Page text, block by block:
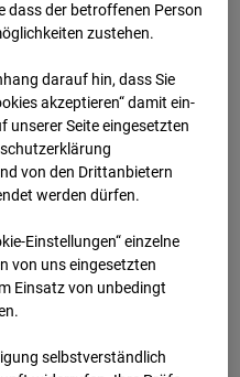
Neubau
85378 Garching
16:30,
dass der betroffenen Person
zustehen.
darauf hin, dass Sie
akzeptieren“ damit ein­
unserer Seite eingesetzten
von den Drittanbietern
werden dürfen.
Einstellungen“ einzelne
von uns eingesetzten
Einsatz von unbedingt
selbstverständlich